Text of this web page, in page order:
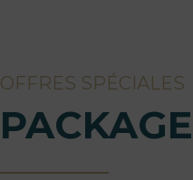
OFFRES SPÉCIALES